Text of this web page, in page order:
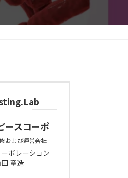
ースコーポ
および運営会社
ポレーション
章造